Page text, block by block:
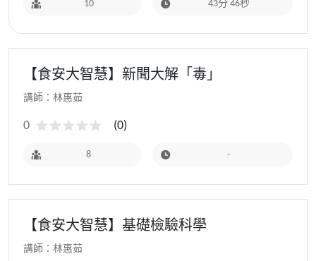
10 43分 46秒
【食安大智慧】新聞大解「毒」
講師：林惠茹
0 (0)
8 -
【食安大智慧】基礎檢驗科學
講師：林惠茹